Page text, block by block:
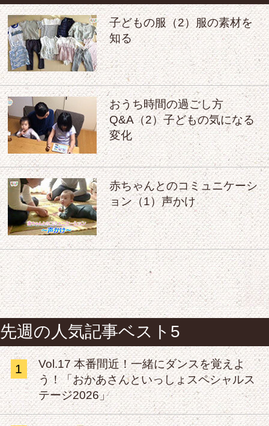
子どもの服（2）服の素材を
知る
おうち時間の過ごし方
Q&A（2）子どもの気になる
変化
赤ちゃんとのコミュニケーシ
ョン（1）声かけ
先週の人気記事ベスト5
1
Vol.17 本番間近！一緒にダンスを覚えよ
う！「おかあさんといっしょスペシャルス
テージ2026」